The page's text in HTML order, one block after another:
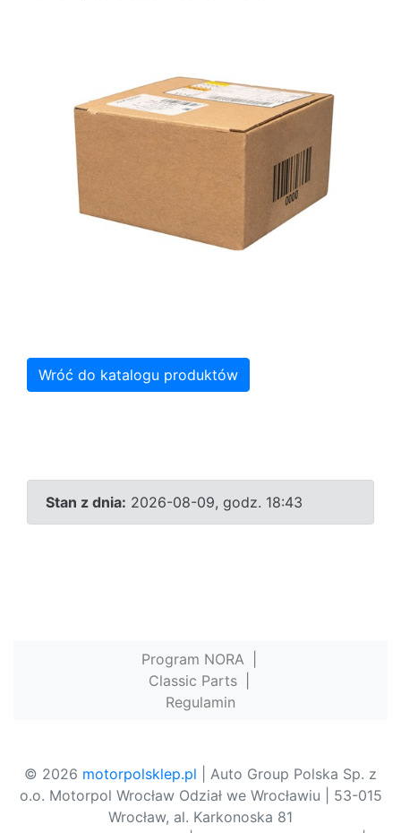
Wróć do katalogu produktów
Stan z dnia: 2026-08-09, godz. 18:43
Program NORA
Classic Parts
Regulamin
© 2026 motorpolsklep.pl | Auto Group Polska Sp. z
o.o. Motorpol Wrocław Odział we Wrocławiu | 53-015
Wrocław, al. Karkonoska 81